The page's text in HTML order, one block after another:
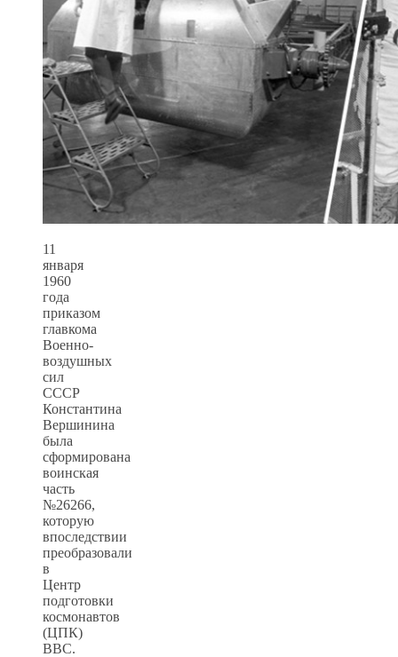
11
января
1960
года
приказом
главкома
Военно-
воздушных
сил
СССР
Константина
Вершинина
была
сформирована
воинская
часть
№26266,
которую
впоследствии
преобразовали
в
Центр
подготовки
космонавтов
(ЦПК)
ВВС.